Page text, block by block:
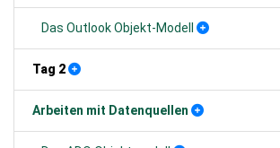
Das Outlook Objekt-Modell
Tag 2
Arbeiten mit Datenquellen